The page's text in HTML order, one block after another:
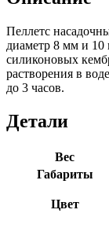
Пеллетс
диаметр 8 мм и
силиконовых
растворения в
до 3 часов.
Детали
Вес
Габариты
Цвет